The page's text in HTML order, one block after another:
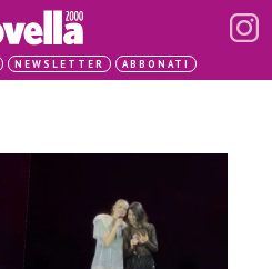
NEWSLETTER ABBONATI